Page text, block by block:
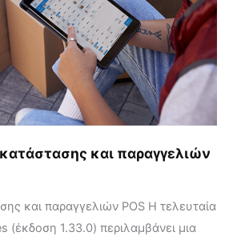
κατάστασης και παραγγελιών
και παραγγελιών POS Η τελευταία
(έκδοση 1.33.0) περιλαμβάνει μια